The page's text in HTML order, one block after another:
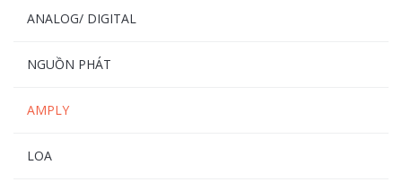
ANALOG/ DIGITAL
NGUỒN PHÁT
AMPLY
LOA